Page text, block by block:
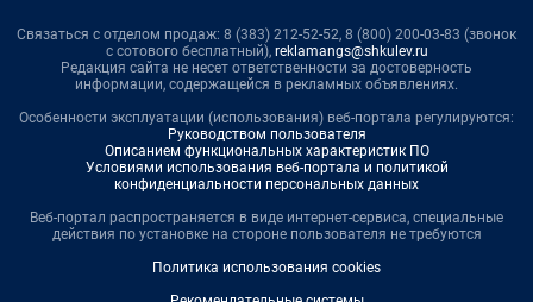
Связаться с отделом продаж: 8 (383) 212-52-52, 8 (800) 200-03-83 (звонок
с сотового бесплатный), reklamangs@shkulev.ru
Редакция сайта не несет ответственности за достоверность
информации, содержащейся в рекламных объявлениях.
Особенности эксплуатации (использования) веб-портала регулируются:
Руководством пользователя
Описанием функциональных характеристик ПО
Условиями использования веб-портала и политикой
конфиденциальности персональных данных
Веб-портал распространяется в виде интернет-сервиса, специальные
действия по установке на стороне пользователя не требуются
Политика использования cookies